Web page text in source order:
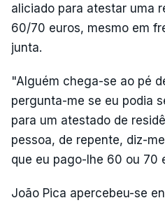
aliciado para atestar uma
60/70 euros, mesmo em
junta.
"Alguém chega-se ao pé
pergunta-me se eu podia
para um atestado de
pessoa, de repente, diz-
que eu pago-lhe 60 ou 70
João Pica apercebeu-se